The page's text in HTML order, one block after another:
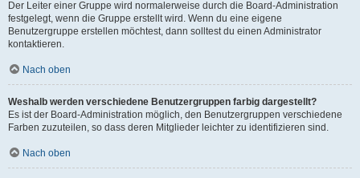
Der Leiter einer Gruppe wird normalerweise durch die Board-Administration
festgelegt, wenn die Gruppe erstellt wird. Wenn du eine eigene
Benutzergruppe erstellen möchtest, dann solltest du einen Administrator
kontaktieren.
Nach oben
Weshalb werden verschiedene Benutzergruppen farbig dargestellt?
Es ist der Board-Administration möglich, den Benutzergruppen verschiedene
Farben zuzuteilen, so dass deren Mitglieder leichter zu identifizieren sind.
Nach oben